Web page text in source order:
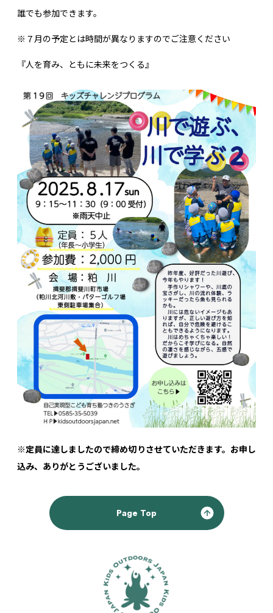
誰でも参加できます。
※７月の予定とは時間が異なりますのでご注意ください
『人を育み、ともに未来をつくる』
※定員に達しましたので締め切りさせていただきます。お申し
込み、ありがとうございました。
Page Top